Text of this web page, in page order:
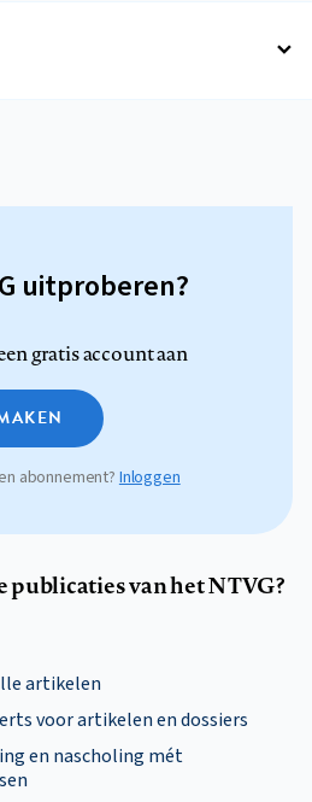
uitproberen?
gratis account aan
abonnement?Inloggen
publicaties van het NTVG?
artikelen
voor artikelen en dossiers
en nascholing mét